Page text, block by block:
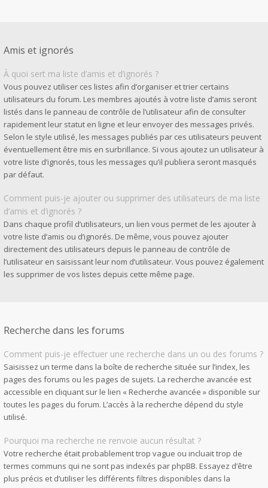
Amis et ignorés
À quoi sert ma liste d’amis et d’ignorés ?
Vous pouvez utiliser ces listes afin d’organiser et trier certains
utilisateurs du forum. Les membres ajoutés à votre liste d’amis seront
listés dans le panneau de contrôle de l’utilisateur afin de consulter
rapidement leur statut en ligne et leur envoyer des messages privés.
Selon le style utilisé, les messages publiés par ces utilisateurs peuvent
éventuellement être mis en surbrillance. Si vous ajoutez un utilisateur à
votre liste d’ignorés, tous les messages qu’il publiera seront masqués
par défaut.
Comment puis-je ajouter ou supprimer des utilisateurs de ma liste
d’amis et d’ignorés ?
Dans chaque profil d’utilisateurs, un lien vous permet de les ajouter à
votre liste d’amis ou d’ignorés. De même, vous pouvez ajouter
directement des utilisateurs depuis le panneau de contrôle de
l’utilisateur en saisissant leur nom d’utilisateur. Vous pouvez également
les supprimer de vos listes depuis cette même page.
Recherche dans les forums
Comment puis-je effectuer une recherche dans un ou des forums ?
Saisissez un terme dans la boîte de recherche située sur l’index, les
pages des forums ou les pages de sujets. La recherche avancée est
accessible en cliquant sur le lien « Recherche avancée » disponible sur
toutes les pages du forum. L’accès à la recherche dépend du style
utilisé.
Pourquoi ma recherche ne renvoie aucun résultat ?
Votre recherche était probablement trop vague ou incluait trop de
termes communs qui ne sont pas indexés par phpBB. Essayez d’être
plus précis et d’utiliser les différents filtres disponibles dans la